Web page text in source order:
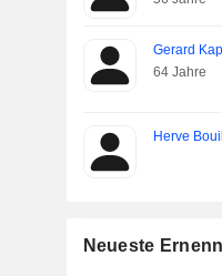
Gerard
64 Jahre
Herve
Neueste